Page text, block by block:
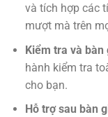
và tích hợp các
mượt mà trên
Kiểm tra và bàn
hành kiểm tra
cho bạn.
Hỗ trợ sau bàn